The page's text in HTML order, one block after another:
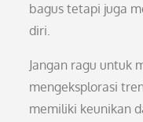
bagus tetapi juga
diri.
Jangan ragu untuk
mengeksplorasi
memiliki keunikan